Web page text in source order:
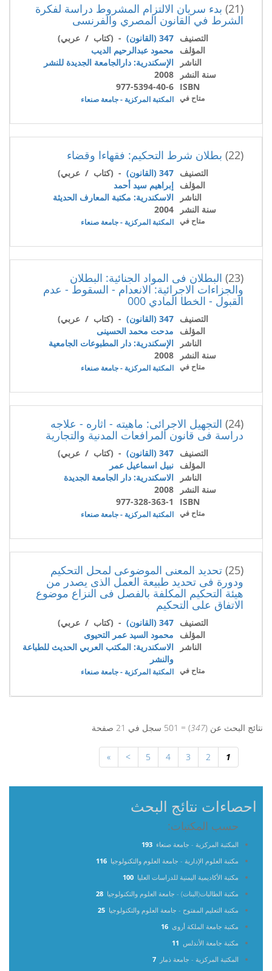
(21) بدء سريان الالتزام المشروط دراسة لفكرة
الشرط في القانون المصري والفرنسى
التصنيف 347 (القانون)
- (كتاب / عربي)
المؤلف
محمود عبدالرحيم الديب
الناشر
الإسكندرية: دارالجامعة الجديدة للنشر
سنة النشر
2008
ISBN
977-5394-40-6
متاح في المكتبة المركزية - جامعة صنعاء
(22) بطلان شرط التحكيم: فقهاءا وقضاء
التصنيف 347 (القانون)
- (كتاب / عربي)
المؤلف إبراهيم سيد أحمد
الناشر
الاسكندرية: مكتبة المعارف الحديثة
سنة النشر
2004
متاح في المكتبة المركزية - جامعة صنعاء
(23) البطلان فى المواد الجنائية: البطلان
والجزاءات الاجرائية: الانعدام - السقوط - عدم
القبول - الخطا المادي 000
التصنيف 347 (القانون)
- (كتاب / عربي)
المؤلف
مدحت محمد الحسينى
الناشر
الإسكندرية: دار المطبوعات الجامعية
سنة النشر
2008
متاح في المكتبة المركزية - جامعة صنعاء
(24) التجهيل الاجرائى: ماهيته - اثاره - علاجه
دراسة فى قانون المرافعات المدنية والتجارية
التصنيف 347 (القانون)
- (كتاب / عربي)
المؤلف نبيل اسماعيل عمر
الناشر
الاسكندرية: دار الجامعة الجديدة
سنة النشر
2008
ISBN
977-328-363-1
متاح في المكتبة المركزية - جامعة صنعاء
(25) تحديد المعنى الموضوعى لمحل التحكيم
ودورة فى تحديد طبيعة العمل الذى يصدر من
هيئة التحكيم المكلفة بالفصل فى النزاع موضوع
الاتفاق على التحكيم
التصنيف 347 (القانون)
- (كتاب / عربي)
المؤلف
محمود السيد عمر التحيوى
الناشر
الاسكندرية: المكتب العربي الحديث للطباعة
والنشر
متاح في المكتبة المركزية - جامعة صنعاء
نتائج البحث عن (347) = 501 سجل في 21 صفحة
» > 5 4 3 2 1
احصاءات نتائج البحث
حسب المكتبات:
المكتبة المركزية - جامعة صنعاء 193
مكتبة العلوم الإدارية - جامعة العلوم والتكنولوجيا 116
مكتبة الأكاديمية اليمنية للدراسات العليا 100
مكتبة الطالبات(البنات) - جامعة العلوم والتكنولوجيا 28
مكتبة التعليم المفتوح - جامعة العلوم والتكنولوجيا 25
مكتبة جامعة الملكة أروى 16
مكتبة جامعة الأندلس 11
المكتبة المركزية - جامعة ذمار 7